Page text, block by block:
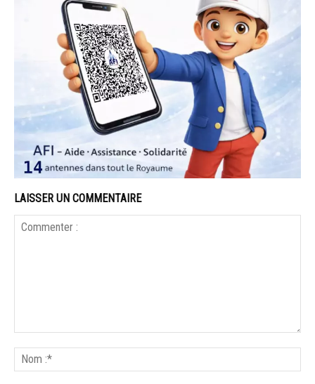
LAISSER UN COMMENTAIRE